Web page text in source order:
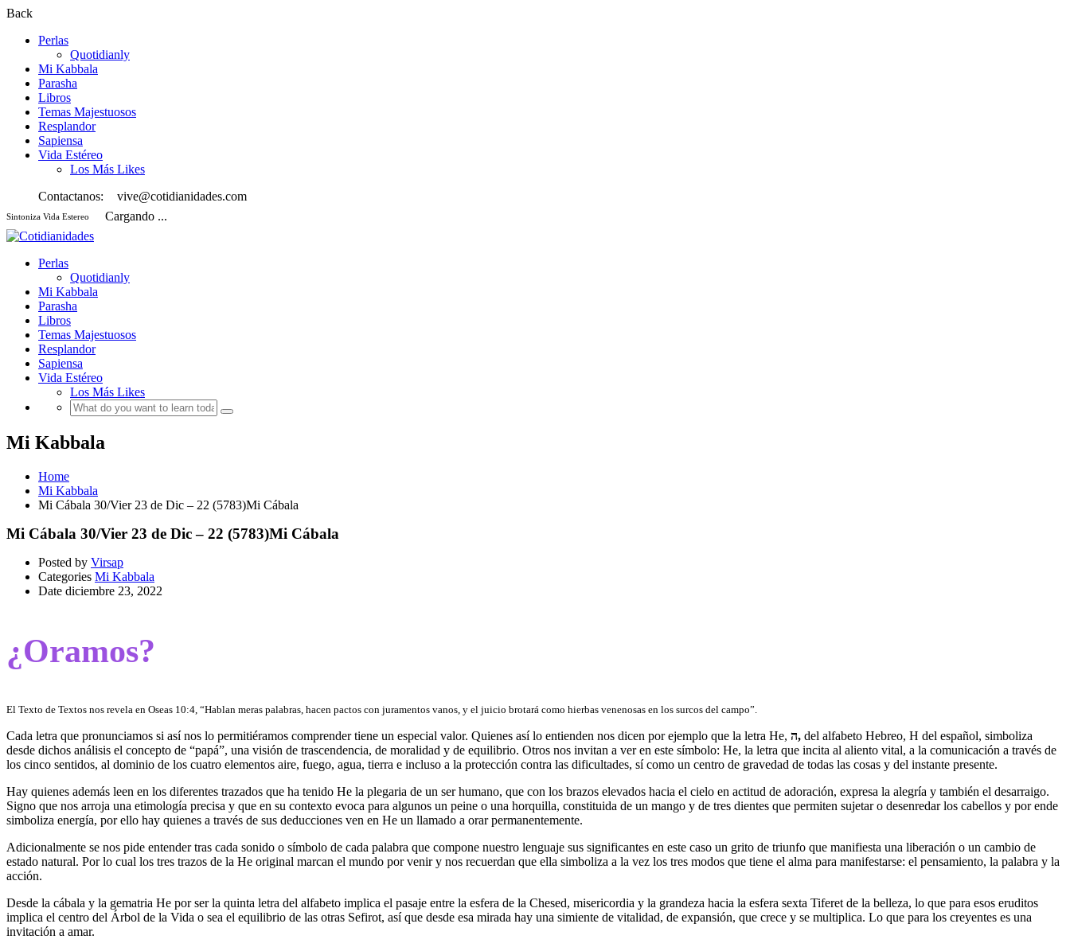
Back
Perlas
Quotidianly
Mi Kabbala
Parasha
Libros
Temas Majestuosos
Resplandor
Sapiensa
Vida Estéreo
Los Más Likes
Contactanos:
vive@cotidianidades.com
Sintoniza Vida Estereo Cargando ...
Perlas
Quotidianly
Mi Kabbala
Parasha
Libros
Temas Majestuosos
Resplandor
Sapiensa
Vida Estéreo
Los Más Likes
Mi Kabbala
Home
Mi Kabbala
Mi Cábala 30/Vier 23 de Dic – 22 (5783)Mi Cábala
Mi Cábala 30/Vier 23 de Dic – 22 (5783)Mi Cábala
Posted by Virsap
Categories Mi Kabbala
Date diciembre 23, 2022
¿Oramos?
El Texto de Textos nos revela en Oseas 10:4, “Hablan meras palabras, hacen pactos con juramentos vanos, y el juicio brotará como hierbas venenosas en los surcos del campo”.
Cada letra que pronunciamos si así nos lo permitiéramos comprender tiene un especial valor. Quienes así lo entienden nos dicen por ejemplo que la letra He, ה, del alfabeto Hebreo, H del español, simboliza
desde dichos análisis el concepto de “papá”, una visión de trascendencia, de moralidad y de equilibrio. Otros nos invitan a ver en este símbolo: He, la letra que incita al aliento vital, a la comunicación a través de
los cinco sentidos, al dominio de los cuatro elementos aire, fuego, agua, tierra e incluso a la protección contra las dificultades, sí como un centro de gravedad de todas las cosas y del instante presente.
Hay quienes además leen en los diferentes trazados que ha tenido He la plegaria de un ser humano, que con los brazos elevados hacia el cielo en actitud de adoración, expresa la alegría y también el desarraigo.
Signo que nos arroja una etimología precisa y que en su contexto evoca para algunos un peine o una horquilla, constituida de un mango y de tres dientes que permiten sujetar o desenredar los cabellos y por ende
simboliza energía, por ello hay quienes a través de sus deducciones ven en He un llamado a orar permanentemente.
Adicionalmente se nos pide entender tras cada sonido o símbolo de cada palabra que compone nuestro lenguaje sus significantes en este caso un grito de triunfo que manifiesta una liberación o un cambio de
estado natural. Por lo cual los tres trazos de la He original marcan el mundo por venir y nos recuerdan que ella simboliza a la vez los tres modos que tiene el alma para manifestarse: el pensamiento, la palabra y la
acción.
Desde la cábala y la gematria He por ser la quinta letra del alfabeto implica el pasaje entre la esfera de la Chesed, misericordia y la grandeza hacia la esfera sexta Tiferet de la belleza, lo que para esos eruditos
implica el centro del Árbol de la Vida o sea el equilibrio de las otras Sefirot, así que desde esa mirada hay una simiente de vitalidad, de expansión, que crece y se multiplica. Lo que para los creyentes es una
invitación a amar.